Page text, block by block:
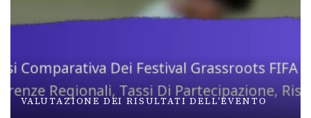
VALUTAZIONE DEI RISULTATI DELL'EVENTO